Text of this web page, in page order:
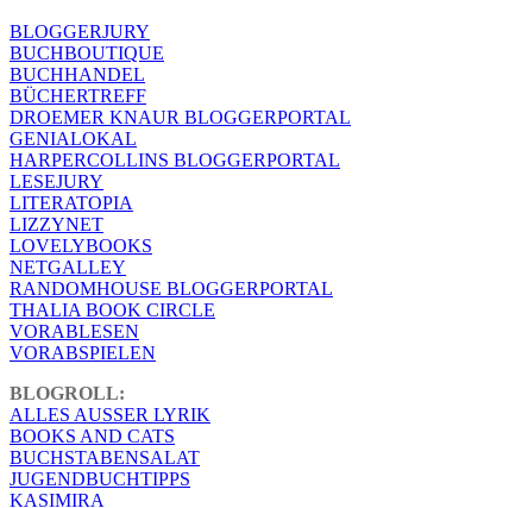
BLOGGERJURY
BUCHBOUTIQUE
BUCHHANDEL
BÜCHERTREFF
DROEMER KNAUR BLOGGERPORTAL
GENIALOKAL
HARPERCOLLINS BLOGGERPORTAL
LESEJURY
LITERATOPIA
LIZZYNET
LOVELYBOOKS
NETGALLEY
RANDOMHOUSE BLOGGERPORTAL
THALIA BOOK CIRCLE
VORABLESEN
VORABSPIELEN
BLOGROLL:
ALLES AUSSER LYRIK
BOOKS AND CATS
BUCHSTABENSALAT
JUGENDBUCHTIPPS
KASIMIRA